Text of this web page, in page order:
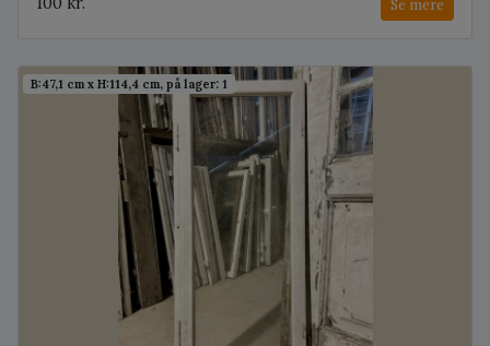
Se mere
B:47,1 cm x H:114,4 cm, på lager: 1